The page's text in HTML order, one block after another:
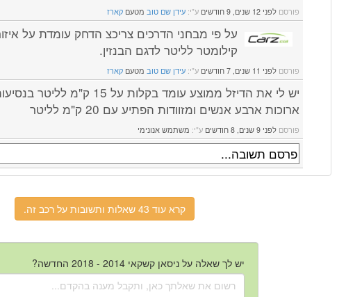
פורסםלפני 12 שנים, 9 חודשים ע"י:עידן שם טוב מטעםקארז
קילומטר לליטר לדגם הבנזין.
פורסםלפני 11 שנים, 7 חודשים ע"י:עידן שם טוב מטעםקארז
יש לי את הדיזל ממוצע עומד בקלות על 15 ק"מ לליטר
ארוכות ארבע אנשים ומזוודות הפתיע עם 20 ק"מ לליטר
פורסםלפני 9 שנים, 8 חודשים ע"י: משתמש אנונימי
קרא עוד 43 שאלות ותשובות על רכב זה.
יש לך שאלה על ניסאן קשקאי 2014 - 2018 החדשה?